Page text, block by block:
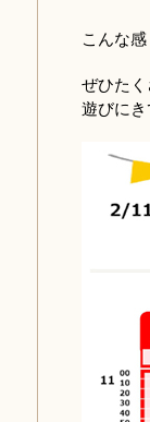
こんな
ぜひた
遊びに